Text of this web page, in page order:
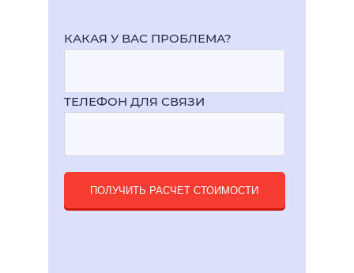
КАКАЯ У ВАС ПРОБЛЕМА?
ТЕЛЕФОН ДЛЯ СВЯЗИ
ПОЛУЧИТЬ РАСЧЕТ СТОИМОСТИ